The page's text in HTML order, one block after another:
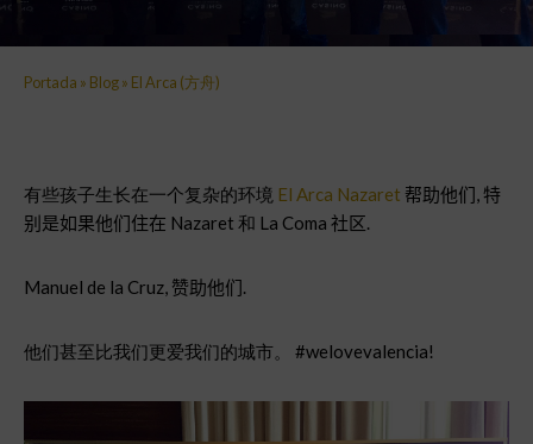
Portada » Blog» El Arca (方舟)
有些孩子生长在一个复杂的环境 El Arca Nazaret 帮助他们, 特
别是如果他们住在 Nazaret 和 La Coma 社区.
Manuel de la Cruz, 赞助他们.
他们甚至比我们更爱我们的城市。 #welovevalencia!